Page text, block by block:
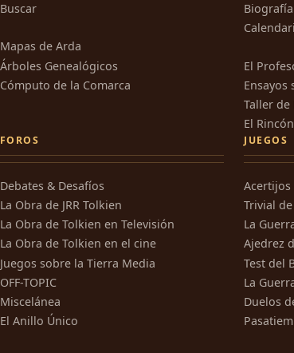
Buscar
Mapas de Arda
Árboles Genealógicos
Cómputo de la Comarca
Biografía
El
Ensayos
Taller
El
FOROS
Debates & Desafíos
La Obra de JRR Tolkien
La Obra de Tolkien en Televisión
La Obra de Tolkien en el cine
Juegos sobre la Tierra Media
OFF-TOPIC
Miscelánea
El Anillo Único
JUEGOS
Acertijos
Trivial
La
Ajedrez
Test del
La
Duelos